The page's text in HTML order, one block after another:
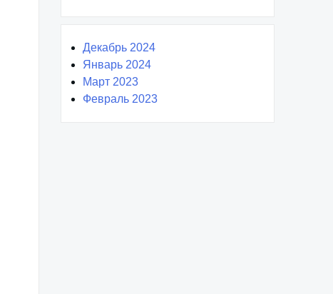
Декабрь 2024
Январь 2024
Март 2023
Февраль 2023